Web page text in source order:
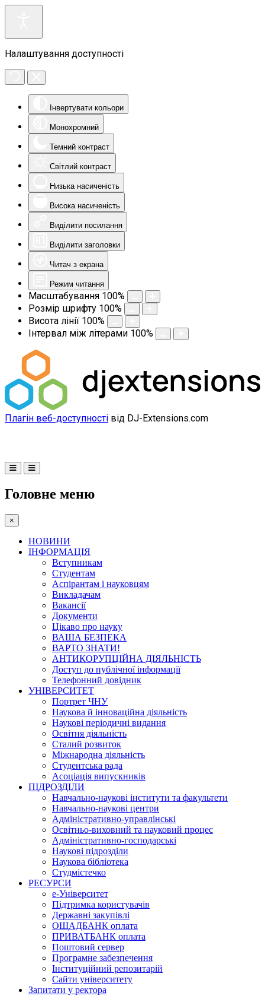
Налаштування доступності
Інвертувати кольори
Монохромний
Темний контраст
Світлий контраст
Низька насиченість
Висока насиченість
Виділити посилання
Виділити заголовки
Читач з екрана
Режим читання
Масштабування 100%
Розмір шрифту 100%
Висота лінії 100%
Інтервал між літерами 100%
Плагін веб-доступності від DJ-Extensions.com
Головне меню
×
НОВИНИ
ІНФОРМАЦІЯ
Вступникам
Студентам
Аспірантам і науковцям
Викладачам
Вакансії
Документи
Цікаво про науку
ВАША БЕЗПЕКА
ВАРТО ЗНАТИ!
АНТИКОРУПЦІЙНА ДІЯЛЬНІСТЬ
Доступ до публічної інформації
Телефонний довідник
УНІВЕРСИТЕТ
Портрет ЧНУ
Наукова й інноваційна діяльність
Наукові періодичні видання
Освітня діяльність
Сталий розвиток
Міжнародна діяльність
Студентська рада
Асоціація випускників
ПІДРОЗДІЛИ
Навчально-наукові інститути та факультети
Навчально-наукові центри
Адміністративно-управлінські
Освітньо-виховний та науковий процес
Адміністративно-господарські
Наукові підрозділи
Наукова бібліотека
Студмістечко
РЕСУРСИ
е-Університет
Підтримка користувачів
Державні закупівлі
ОЩАДБАНК оплата
ПРИВАТБАНК оплата
Поштовий сервер
Програмне забезпечення
Інституційний репозитарій
Сайти університету
Запитати у ректора